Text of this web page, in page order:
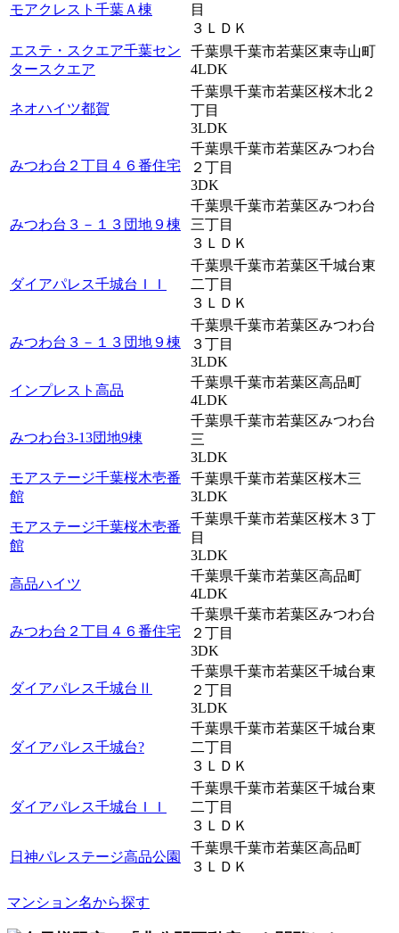
モアクレスト千葉Ａ棟
目
３ＬＤＫ
エステ・スクエア千葉セン
タースクエア
千葉県千葉市若葉区東寺山町
4LDK
ネオハイツ都賀
千葉県千葉市若葉区桜木北２
丁目
3LDK
みつわ台２丁目４６番住宅
千葉県千葉市若葉区みつわ台
２丁目
3DK
みつわ台３－１３団地９棟
千葉県千葉市若葉区みつわ台
三丁目
３ＬＤＫ
ダイアパレス千城台ＩＩ
千葉県千葉市若葉区千城台東
二丁目
３ＬＤＫ
みつわ台３－１３団地９棟
千葉県千葉市若葉区みつわ台
３丁目
3LDK
インプレスト高品
千葉県千葉市若葉区高品町
4LDK
みつわ台3-13団地9棟
千葉県千葉市若葉区みつわ台
三
3LDK
モアステージ千葉桜木壱番
館
千葉県千葉市若葉区桜木三
3LDK
モアステージ千葉桜木壱番
館
千葉県千葉市若葉区桜木３丁
目
3LDK
高品ハイツ
千葉県千葉市若葉区高品町
4LDK
みつわ台２丁目４６番住宅
千葉県千葉市若葉区みつわ台
２丁目
3DK
ダイアパレス千城台Ⅱ
千葉県千葉市若葉区千城台東
２丁目
3LDK
ダイアパレス千城台?
千葉県千葉市若葉区千城台東
二丁目
３ＬＤＫ
ダイアパレス千城台ＩＩ
千葉県千葉市若葉区千城台東
二丁目
３ＬＤＫ
日神パレステージ高品公園
千葉県千葉市若葉区高品町
３ＬＤＫ
マンション名から探す